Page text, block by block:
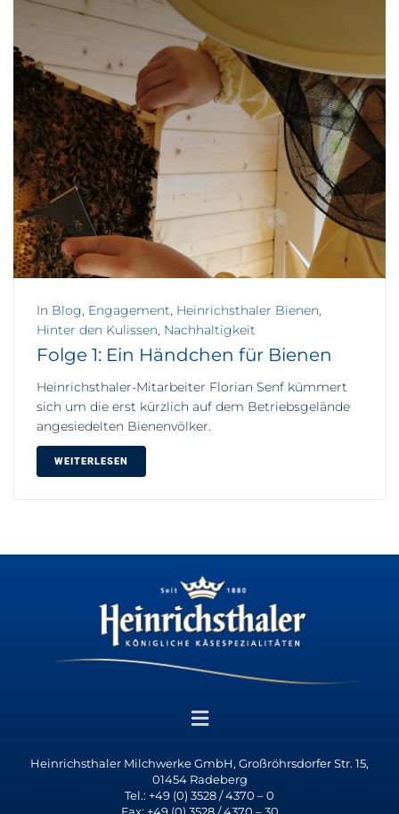
In Blog, Engagement, Heinrichsthaler Bienen,
Hinter den Kulissen, Nachhaltigkeit
Folge 1: Ein Händchen für Bienen
Heinrichsthaler-Mitarbeiter Florian Senf kümmert
sich um die erst kürzlich auf dem Betriebsgelände
angesiedelten Bienenvölker.
WEITERLESEN
Heinrichsthaler Milchwerke GmbH, Großröhrsdorfer Str. 15,
01454 Radeberg
Tel.: +49 (0) 3528 / 4370 – 0
Fax: +49 (0) 3528 / 4370 – 30